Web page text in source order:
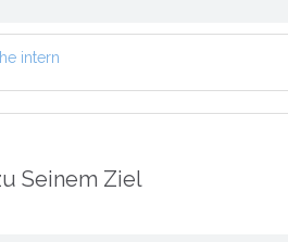
intern
Seinem Ziel